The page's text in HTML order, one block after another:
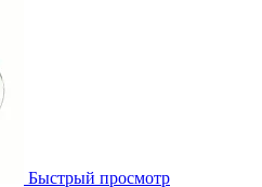
Быстрый просмотр